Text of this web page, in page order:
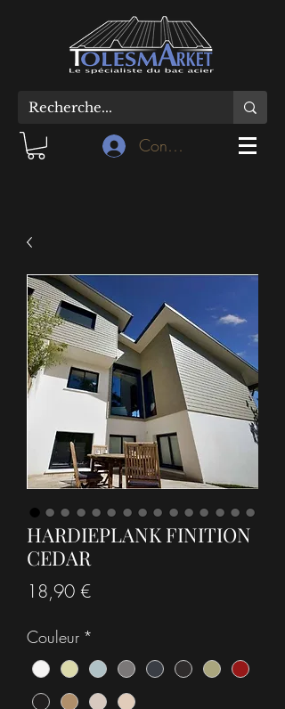
Connexion
HARDIEPLANK FINITION
CEDAR
18,90 €Prix
Couleur *